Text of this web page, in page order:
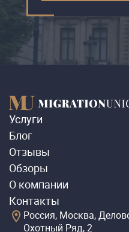
Услуги
Блог
Отзывы
Обзоры
О компании
Контакты
Россия, Москва,
Охотный Ряд, 2